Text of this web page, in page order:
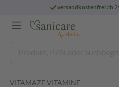
versandkostenfreiab
VITAMAZE VITAMINE